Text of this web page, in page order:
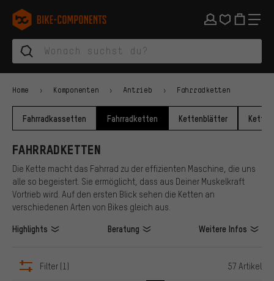
Zur Hauptnavigation springen
Zur Kategorienavigation springen
Zum Inhalt springen
Zu Marken und Newsletter springen
Zur Fußzeile springen
bike-components.de Startseite
Home Komponenten Antrieb Fahrradketten
Fahrradkassetten Fahrradketten Kettenblätter
FAHRRADKETTEN
Die Kette macht das Fahrrad zu der effizienten Maschine, die uns
alle so begeistert. Sie ermöglicht, dass aus Deiner Muskelkraft
Vortrieb wird. Auf den ersten Blick sehen die Ketten an
verschiedenen Arten von Bikes gleich aus.
Highlights Beratung Weitere Infos
Filter (1) 57 Artikel